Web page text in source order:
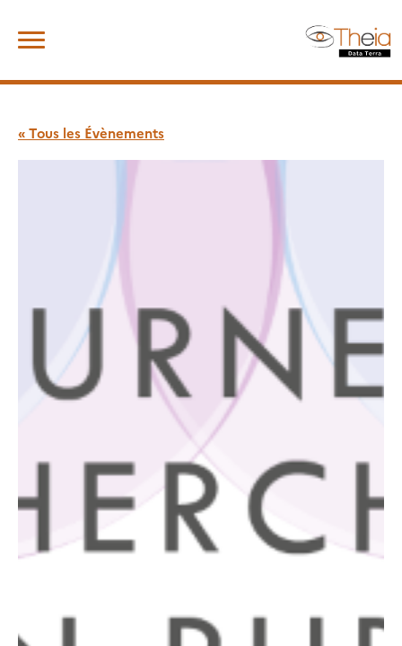
content
« Tous les Évènements